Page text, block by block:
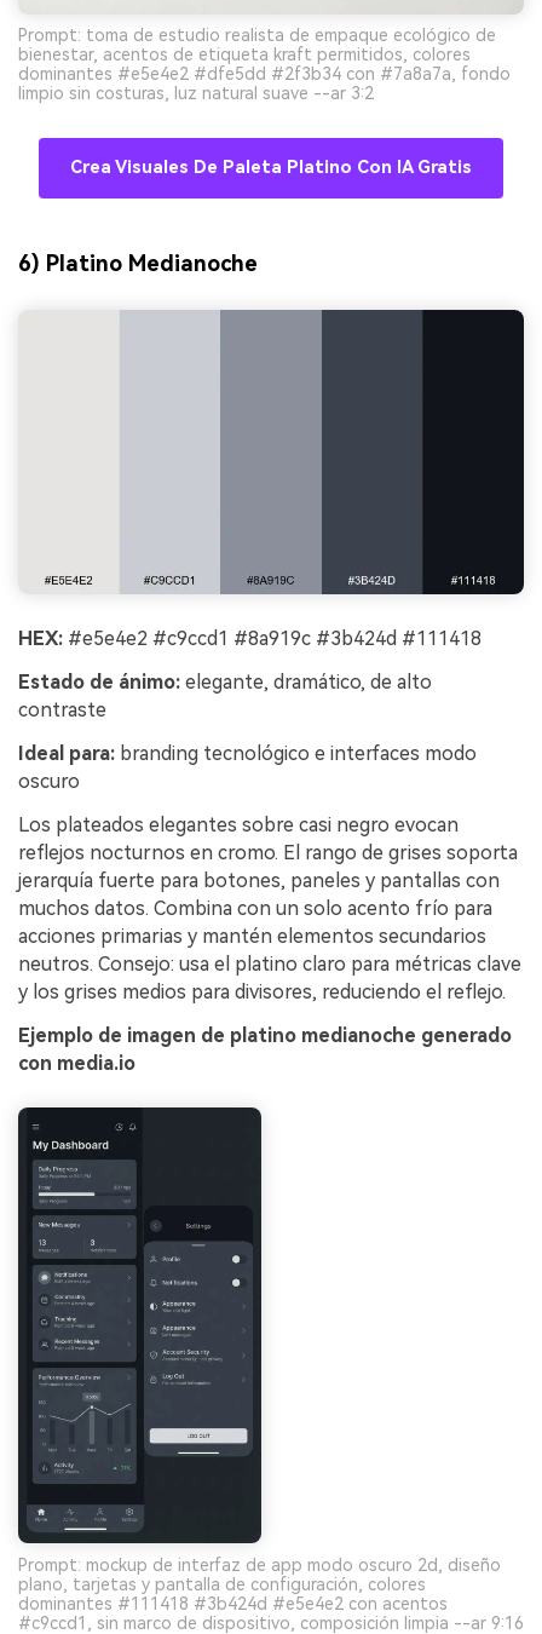
Prompt: toma de estudio realista de empaque ecológico de
bienestar, acentos de etiqueta kraft permitidos, colores
dominantes #e5e4e2 #dfe5dd #2f3b34 con #7a8a7a, fondo
limpio sin costuras, luz natural suave --ar 3:2
Crea Visuales De Paleta Platino Con IA Gratis
6) Platino Medianoche
HEX: #e5e4e2 #c9ccd1 #8a919c #3b424d #111418
Estado de ánimo: elegante, dramático, de alto
contraste
Ideal para: branding tecnológico e interfaces modo
oscuro
Los plateados elegantes sobre casi negro evocan
reflejos nocturnos en cromo. El rango de grises soporta
jerarquía fuerte para botones, paneles y pantallas con
muchos datos. Combina con un solo acento frío para
acciones primarias y mantén elementos secundarios
neutros. Consejo: usa el platino claro para métricas clave
y los grises medios para divisores, reduciendo el reflejo.
Ejemplo de imagen de platino medianoche generado
con media.io
Prompt: mockup de interfaz de app modo oscuro 2d, diseño
plano, tarjetas y pantalla de configuración, colores
dominantes #111418 #3b424d #e5e4e2 con acentos
#c9ccd1, sin marco de dispositivo, composición limpia --ar 9:16